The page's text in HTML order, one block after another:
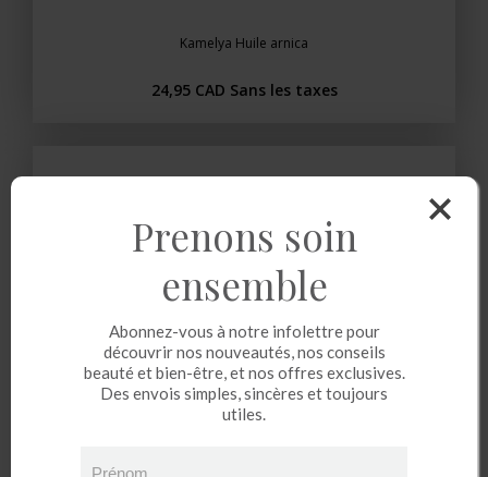
Kamelya Huile arnica
24,95 CAD Sans les taxes
Prenons soin
ensemble
Abonnez-vous à notre infolettre pour
découvrir nos nouveautés, nos conseils
beauté et bien-être, et nos offres exclusives.
Des envois simples, sincères et toujours
utiles.
Prénom